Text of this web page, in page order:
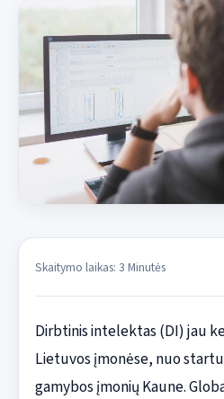
Skaitymo laikas: 3 Minutės
Dirbtinis intelektas (DI) jau
Lietuvos įmonėse, nuo
gamybos įmonių Kaune.